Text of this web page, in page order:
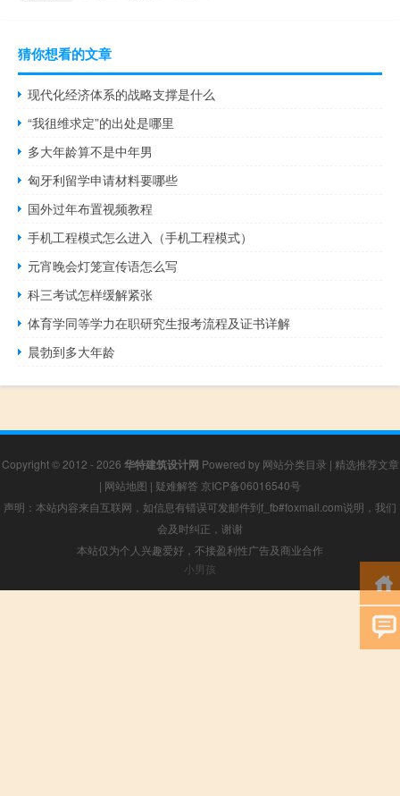
猜你想看的文章
现代化经济体系的战略支撑是什么
“我徂维求定”的出处是哪里
多大年龄算不是中年男
匈牙利留学申请材料要哪些
国外过年布置视频教程
手机工程模式怎么进入（手机工程模式）
元宵晚会灯笼宣传语怎么写
科三考试怎样缓解紧张
体育学同等学力在职研究生报考流程及证书详解
晨勃到多大年龄
Copyright © 2012 - 2026 华特建筑设计网 Powered by 网站分类目录 | 精选推荐文章
| 网站地图 | 疑难解答 京ICP备06016540号
声明：本站内容来自互联网，如信息有错误可发邮件到f_fb#foxmail.com说明，我们
会及时纠正，谢谢
本站仅为个人兴趣爱好，不接盈利性广告及商业合作
小男孩